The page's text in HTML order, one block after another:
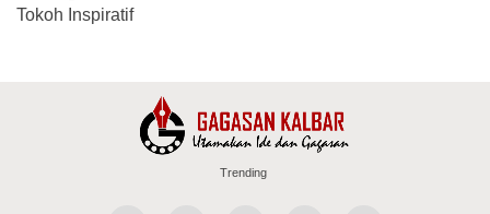
Tokoh Inspiratif
Trending